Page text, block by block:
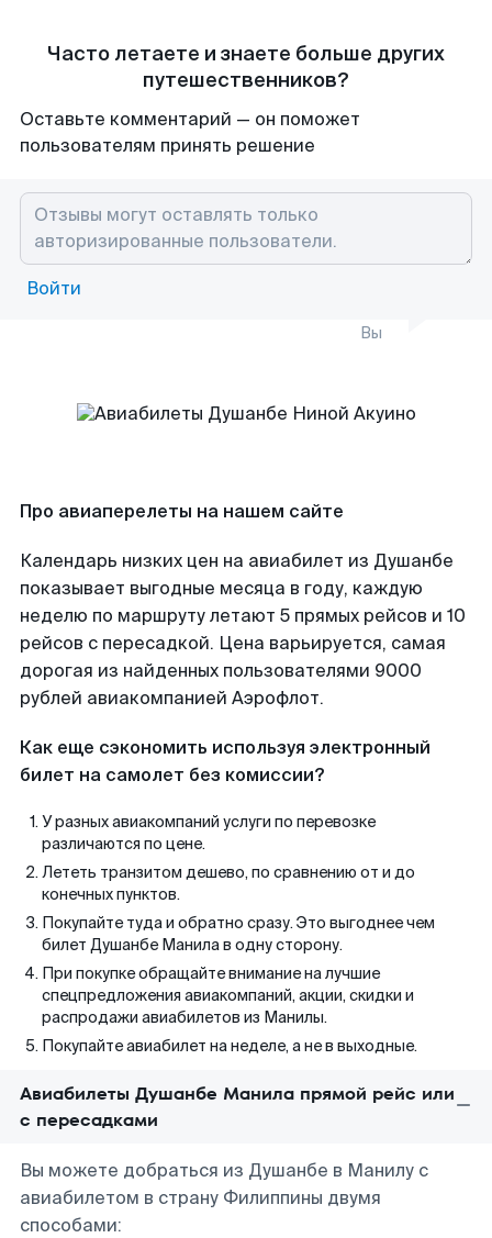
Часто летаете и знаете больше других
путешественников?
Оставьте комментарий — он поможет
пользователям принять решение
Войти
Вы
Про авиаперелеты на нашем сайте
Календарь низких цен на авиабилет из Душанбе
показывает выгодные месяца в году, каждую
неделю по маршруту летают 5 прямых рейсов и 10
рейсов с пересадкой. Цена варьируется, самая
дорогая из найденных пользователями 9000
рублей авиакомпанией Аэрофлот.
Как еще сэкономить используя электронный
билет на самолет без комиссии?
У разных авиакомпаний услуги по перевозке
различаются по цене.
Лететь транзитом дешево, по сравнению от и до
конечных пунктов.
Покупайте туда и обратно сразу. Это выгоднее чем
билет Душанбе Манила в одну сторону.
При покупке обращайте внимание на лучшие
спецпредложения авиакомпаний, акции, скидки и
распродажи авиабилетов из Манилы.
Покупайте авиабилет на неделе, а не в выходные.
Авиабилеты Душанбе Манила прямой рейс или
с пересадками
Вы можете добраться из Душанбе в Манилу с
авиабилетом в страну Филиппины двумя
способами: